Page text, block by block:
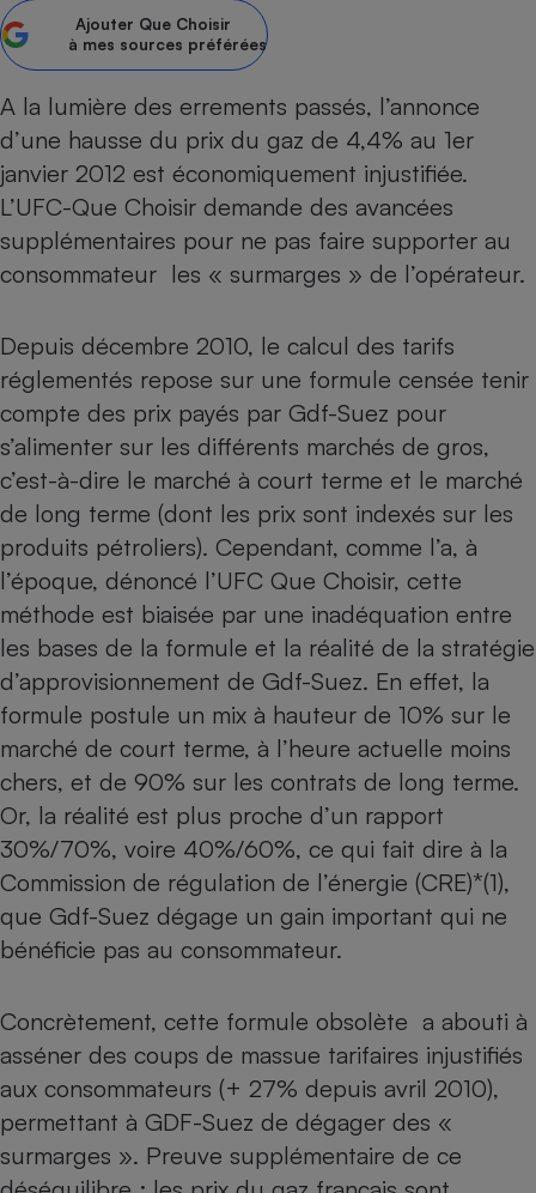
Ajouter Que Choisir
à mes sources préférées
A la lumière des errements passés, l’annonce
d’une hausse du prix du gaz de 4,4% au 1er
janvier 2012 est économiquement injustifiée.
L’UFC-Que Choisir demande des avancées
supplémentaires pour ne pas faire supporter au
consommateur les « surmarges » de l’opérateur.
Depuis décembre 2010, le calcul des tarifs
réglementés repose sur une formule censée tenir
compte des prix payés par Gdf-Suez pour
s’alimenter sur les différents marchés de gros,
c’est-à-dire le marché à court terme et le marché
de long terme (dont les prix sont indexés sur les
produits pétroliers). Cependant, comme l’a, à
l’époque, dénoncé l’UFC Que Choisir, cette
méthode est biaisée par une inadéquation entre
les bases de la formule et la réalité de la stratégie
d’approvisionnement de Gdf-Suez. En effet, la
formule postule un mix à hauteur de 10% sur le
marché de court terme, à l’heure actuelle moins
chers, et de 90% sur les contrats de long terme.
Or, la réalité est plus proche d’un rapport
30%/70%, voire 40%/60%, ce qui fait dire à la
Commission de régulation de l’énergie (CRE)*(1),
que Gdf-Suez dégage un gain important qui ne
bénéficie pas au consommateur.
Concrètement, cette formule obsolète a abouti à
asséner des coups de massue tarifaires injustifiés
aux consommateurs (+ 27% depuis avril 2010),
permettant à GDF-Suez de dégager des «
surmarges ». Preuve supplémentaire de ce
Complément
alimentaire
bouteille
Epargne - Fiscalité
Mutuelle
Assurance emprunteur
Banque
Pièce détachée
Moto
Comparateur auto
Supermarché - Drive
Comparatif
Comparatif plaque à
Comparatif hotte
Comparatif climatiseur
Comparatif aspirateur
Comparatif cafetière
Comparatif robot cuiseur
Comparatif centrale
Gros électroménager
Petit électroménager -
Lave-linge
Plaque de cuisson à
induction
Électricité - Gaz
Comparatif casque audio
Comparatif barre de son
Comparatif imprimante
Comparatif ordinateur
Comparatif ultrabook
Image et son
Informatique
Internet
Téléphonie
Téléviseur
Téléphone mobile -
Smartphone
Comparatif tondeuse
Comparatif poêle à
Comparatif radiateur
Bricolage - Jardinage
Chauffage
Produit d'entretien
Sécurité domestique
Matelas
Radiateur électrique
Hygiène - Beauté
Maladie - Médecine -
Mutuelle
Antimoustique
Maison de retraite
Retraite
Choisir son fioul
Choisir son pellet
Comparateur assurance emprunteur
Energie Moins Chère Ensemble
Tous les comparateurs
Speedtest - Testez le débit de votre
connexion Internet